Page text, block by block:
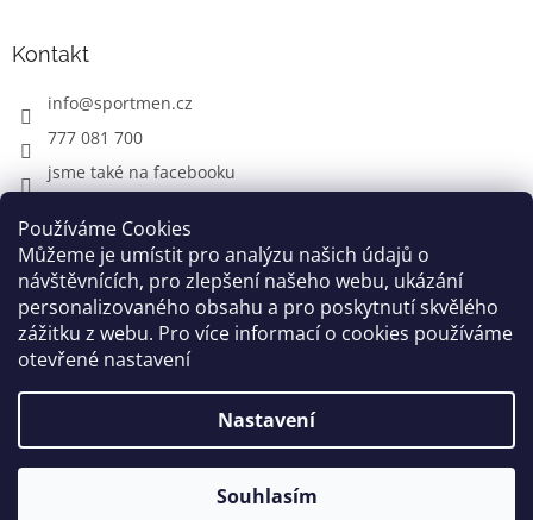
Používáme Cookies
Můžeme je umístit pro analýzu našich údajů o
návštěvnících, pro zlepšení našeho webu, ukázání
personalizovaného obsahu a pro poskytnutí skvělého
zážitku z webu. Pro více informací o cookies používáme
otevřené nastavení
Nastavení
Souhlasím
Kontakt
info@sportmen.cz
777 081 700
jsme také na facebooku
CYKLO OBLEČENÍ
Copyright 2026www.sportmen.cz. Všechna práva
vyhrazena.